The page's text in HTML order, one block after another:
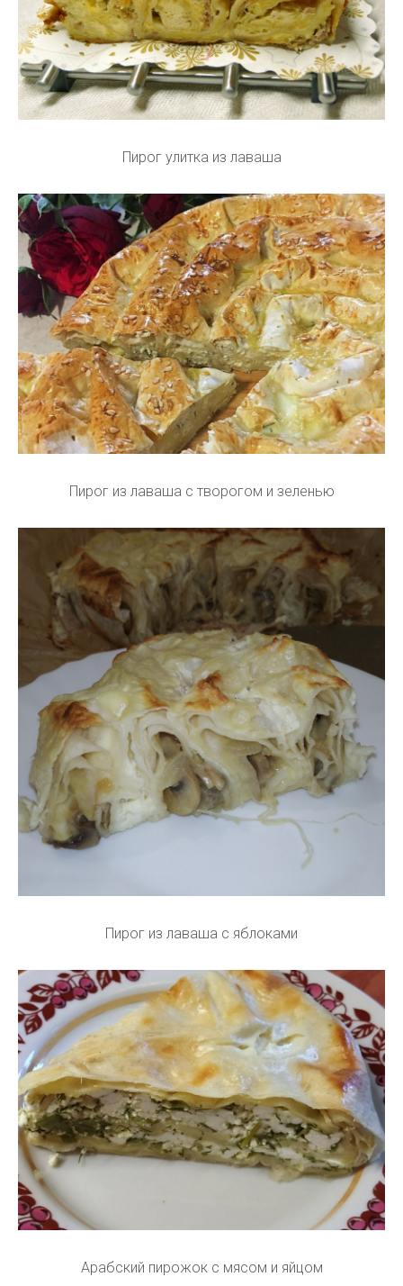
Пирог улитка из лаваша
Пирог из лаваша с творогом и зеленью
Пирог из лаваша с яблоками
Арабский пирожок с мясом и яйцом